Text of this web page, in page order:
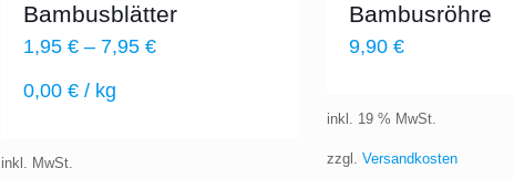
Bambusblätter
1,95 €– 7,95 €
0,00 €/ kg
inkl. MwSt.
Bambusröhre
9,90 €
inkl. 19 % MwSt.
zzgl. Versandkosten